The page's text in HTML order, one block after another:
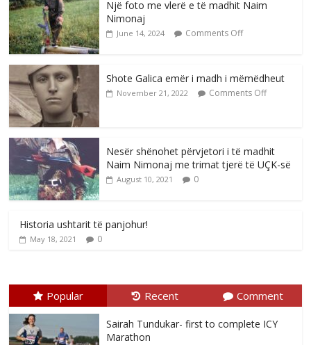
Një foto me vlerë e të madhit Naim
Nimonaj
June 14, 2024 Comments Off
Shote Galica emër i madh i mëmëdheut
November 21, 2022 Comments Off
Nesër shënohet përvjetori i të madhit
Naim Nimonaj me trimat tjerë të UÇK-së
August 10, 2021 0
Historia ushtarit të panjohur!
May 18, 2021 0
Popular Recent Comment
Sairah Tundukar- first to complete ICY
Marathon